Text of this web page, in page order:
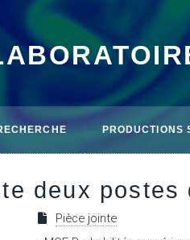
PRODUCTIONS
deux
Pièce jointe